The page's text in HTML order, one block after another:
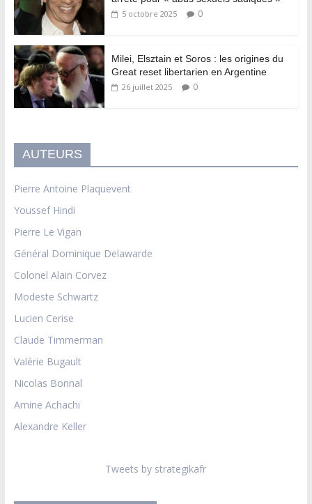
5 octobre 2025 0
Milei, Elsztain et Soros : les origines du
Great reset libertarien en Argentine
26 juillet 2025 0
AUTEURS
Pierre Antoine Plaquevent
Youssef Hindi
Pierre Le Vigan
Général Dominique Delawarde
Colonel Alain Corvez
Modeste Schwartz
Lucien Cerise
Claude Timmerman
Valérie Bugault
Nicolas Bonnal
Amine Achachi
Alexandre Keller
Tweets by strategikafr